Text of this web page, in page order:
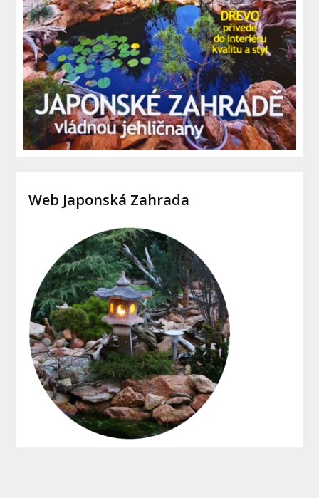
Web Japonská Zahrada